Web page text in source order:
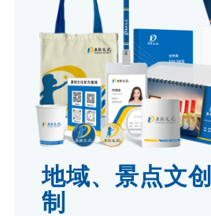
地域、景点文
制